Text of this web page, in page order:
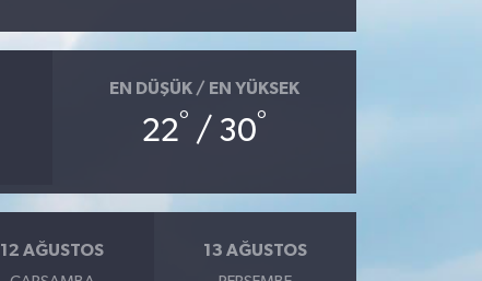
EN DÜŞÜK / EN YÜKSEK
22° / 30°
12 AĞUSTOS 13 AĞUSTOS